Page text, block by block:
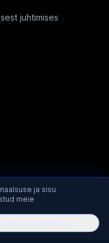
juhtimises
ja sisu
meie